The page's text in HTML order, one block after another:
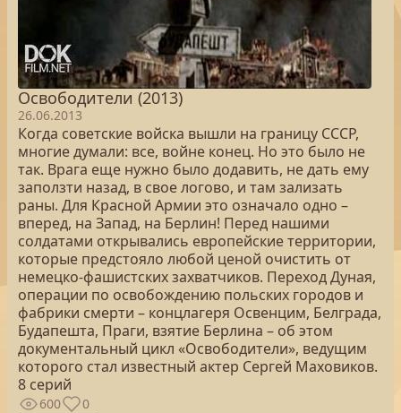
Освободители (2013)
26.06.2013
Когда советские войска вышли на границу СССР,
многие думали: все, войне конец. Но это было не
так. Врага еще нужно было додавить, не дать ему
заползти назад, в свое логово, и там зализать
раны. Для Красной Армии это означало одно –
вперед, на Запад, на Берлин! Перед нашими
солдатами открывались европейские территории,
которые предстояло любой ценой очистить от
немецко-фашистских захватчиков. Переход Дуная,
операции по освобождению польских городов и
фабрики смерти – концлагеря Освенцим, Белграда,
Будапешта, Праги, взятие Берлина – об этом
документальный цикл «Освободители», ведущим
которого стал известный актер Сергей Маховиков.
8 серий
600 0